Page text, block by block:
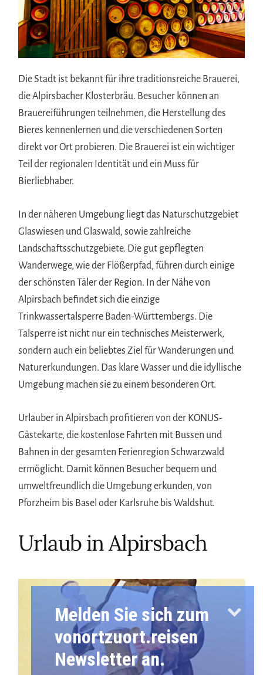
Die Stadt ist bekannt für ihre traditionsreiche Brauerei,
die Alpirsbacher Klosterbräu. Besucher können an
Brauereiführungen teilnehmen, die Herstellung des
Bieres kennenlernen und die verschiedenen Sorten
direkt vor Ort probieren. Die Brauerei ist ein wichtiger
Teil der regionalen Identität und ein Muss für
Bierliebhaber.
In der näheren Umgebung liegt das Naturschutzgebiet
Glaswiesen und Glaswald, sowie zahlreiche
Landschaftsschutzgebiete. Die gut gepflegten
Wanderwege, wie der Flößerpfad, führen durch einige
der schönsten Täler der Region. In der Nähe von
Alpirsbach befindet sich die einzige
Trinkwassertalsperre Baden-Württembergs. Die
Talsperre ist nicht nur ein technisches Meisterwerk,
sondern auch ein beliebtes Ziel für Wanderungen und
Naturerkundungen. Das klare Wasser und die idyllische
Umgebung machen sie zu einem besonderen Ort.
Urlauber in Alpirsbach profitieren von der KONUS-
Gästekarte, die kostenlose Fahrten mit Bussen und
Bahnen in der gesamten Ferienregion Schwarzwald
ermöglicht. Damit können Besucher bequem und
umweltfreundlich die Umgebung erkunden, von
Pforzheim bis Basel oder Karlsruhe bis Waldshut.
Urlaub in Alpirsbach
Melden Sie sich zum
vonortzuort.reisen
Newsletter an.